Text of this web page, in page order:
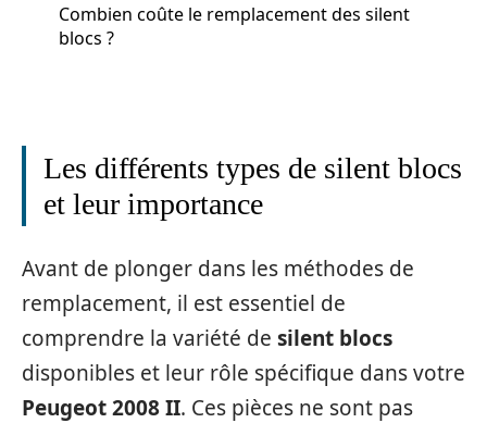
Combien coûte le remplacement des silent
blocs ?
Les différents types de silent blocs
et leur importance
Avant de plonger dans les méthodes de
remplacement, il est essentiel de
comprendre la variété de silent blocs
disponibles et leur rôle spécifique dans votre
Peugeot 2008 II. Ces pièces ne sont pas